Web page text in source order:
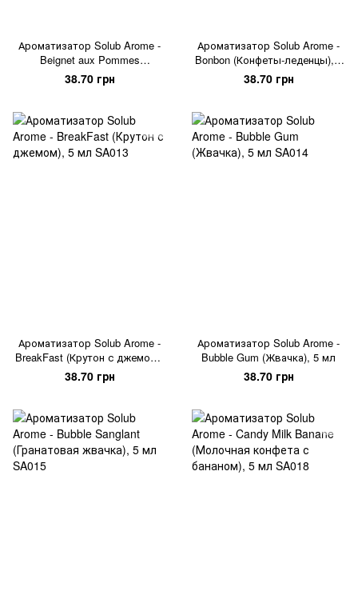
Ароматизатор Solub Arome -
Beignet aux Pommes
(Яблочный штрудель), 5 мл
38.70 грн
Ароматизатор Solub Arome -
Bonbon (Конфеты-леденцы), 5
мл
38.70 грн
Ароматизатор Solub Arome -
BreakFast (Крутон с джемом),
5 мл
38.70 грн
Ароматизатор Solub Arome -
Bubble Gum (Жвачка), 5 мл
38.70 грн